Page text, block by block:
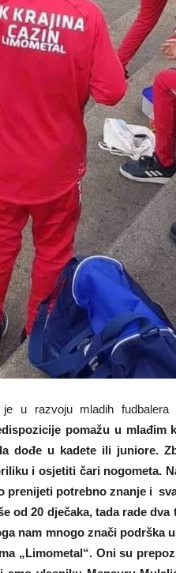
u razvoju mladih fudbalera
pomažu u mlađim
dođe u kadete ili juniore.
i osjetiti čari nogometa.
prenijeti potrebno znanje i
od 20 dječaka, tada rade
nam mnogo znači podrška
„Limometal“. Oni su